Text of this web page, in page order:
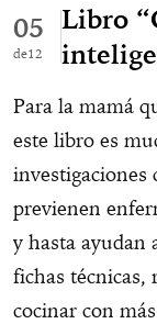
05
12
Libro
Para la mamá
este libro es
investigaciones
previenen
y hasta ayudan
fichas técnicas,
cocinar con